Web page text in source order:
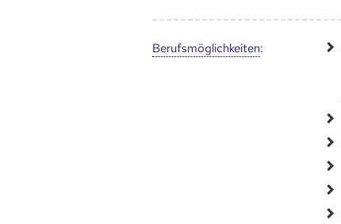
Berufs­möglich­keiten: